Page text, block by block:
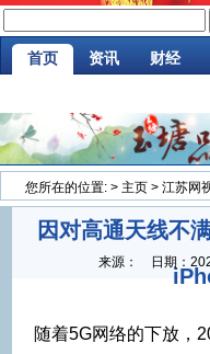
首页 资讯 财经
您所在的位置: > 主页 > 江苏网
因对高通天线不
来源： 日期：
随着5G网络的下放，